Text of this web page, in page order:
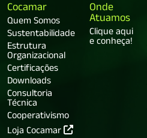
Cocamar
Quem Somos
Sustentabilidade
Estrutura
Organizacional
Certificações
Downloads
Consultoria
Técnica
Cooperativismo
Loja Cocamar
Onde
Atuamos
Clique aqui
e conheça!